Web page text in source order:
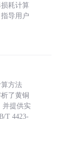
耗计算
导用户
方法
了黄铜
并提供实
T 4423-